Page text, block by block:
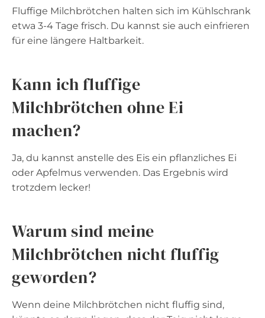
Fluffige Milchbrötchen halten sich im Kühlschrank
etwa 3-4 Tage frisch. Du kannst sie auch einfrieren
für eine längere Haltbarkeit.
Kann ich fluffige
Milchbrötchen ohne Ei
machen?
Ja, du kannst anstelle des Eis ein pflanzliches Ei
oder Apfelmus verwenden. Das Ergebnis wird
trotzdem lecker!
Warum sind meine
Milchbrötchen nicht fluffig
geworden?
Wenn deine Milchbrötchen nicht fluffig sind,